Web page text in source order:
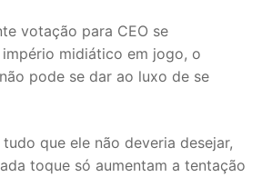
votação para CEO se
midiático em jogo, o
pode se dar ao luxo de se
que ele não deveria desejar,
toque só aumentam a tentação